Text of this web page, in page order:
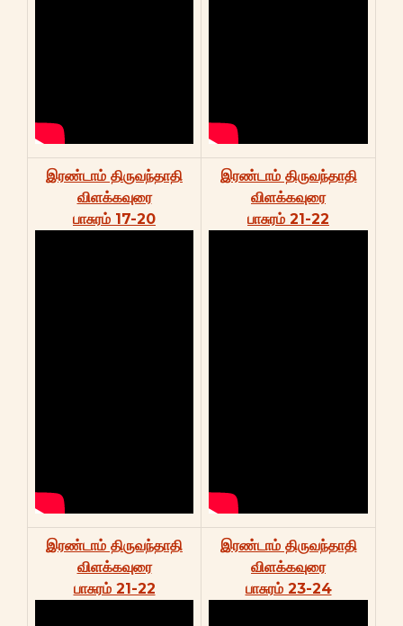
இரண்டாம் திருவந்தாதி
விளக்கவுரை
பாசுரம் 17-20
இரண்டாம் திருவந்தாதி
விளக்கவுரை
பாசுரம் 21-22
இரண்டாம் திருவந்தாதி
விளக்கவுரை
பாசுரம் 21-22
இரண்டாம் திருவந்தாதி
விளக்கவுரை
பாசுரம் 23-24